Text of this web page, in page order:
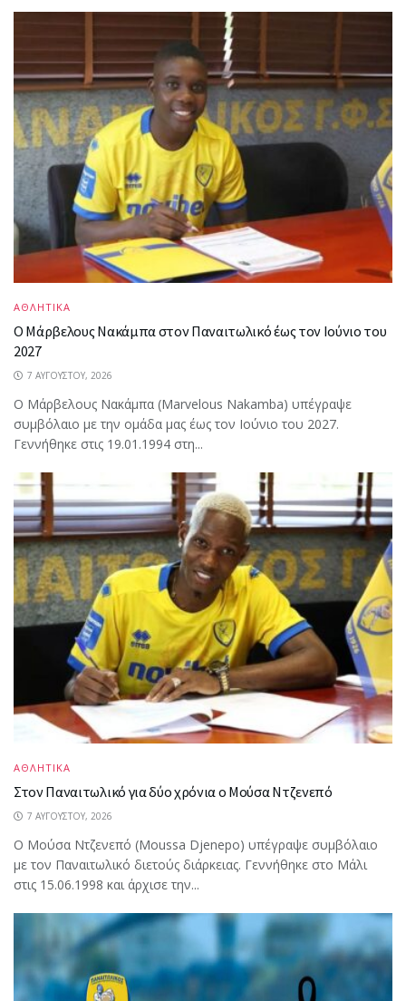
ΑΘΛΗΤΙΚΑ
Ο Μάρβελους Nακάμπα στον Παναιτωλικό έως τον Ιούνιο του
2027
7 ΑΥΓΟΎΣΤΟΥ, 2026
Ο Μάρβελους Nακάμπα (Marvelous Nakamba) υπέγραψε
συμβόλαιο με την ομάδα μας έως τον Ιούνιο του 2027.
Γεννήθηκε στις 19.01.1994 στη...
ΑΘΛΗΤΙΚΑ
Στον Παναιτωλικό για δύο χρόνια ο Μούσα Ντζενεπό
7 ΑΥΓΟΎΣΤΟΥ, 2026
Ο Μούσα Ντζενεπό (Moussa Djenepo) υπέγραψε συμβόλαιο
με τον Παναιτωλικό διετούς διάρκειας. Γεννήθηκε στο Μάλι
στις 15.06.1998 και άρχισε την...